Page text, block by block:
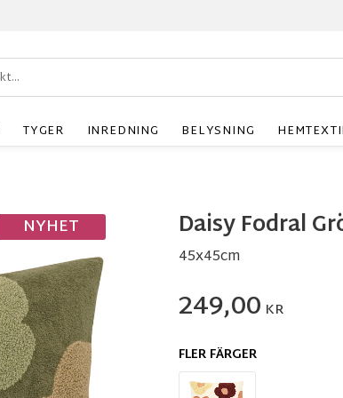
TYGER INREDNING BELYSNING
Daisy Fodral
45x45cm
NYHET
249,00 KR
FLER FÄRGER